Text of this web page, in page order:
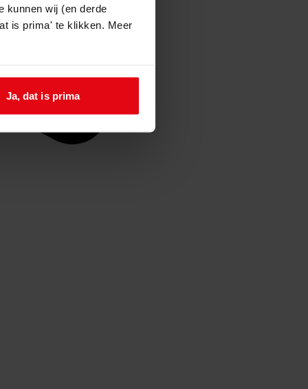
kunnen wij (en derde
is prima' te klikken. Meer
Ja, dat is prima